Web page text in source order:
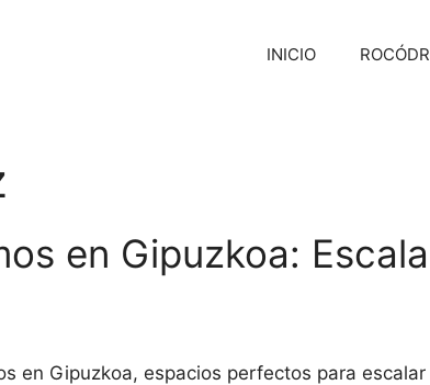
INICIO
en Gipuzkoa:
en Gipuzkoa, espacios perfectos para